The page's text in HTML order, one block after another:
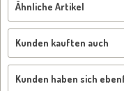
Ähnliche Artikel
Kunden kauften auch
Kunden haben sich